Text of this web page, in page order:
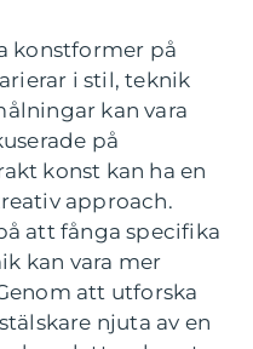
konstformer på
i stil, teknik
kan vara
på
konst kan ha en
approach.
att fånga specifika
kan vara mer
att utforska
njuta av en